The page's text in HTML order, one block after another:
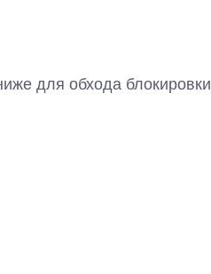
для обхода блокировки